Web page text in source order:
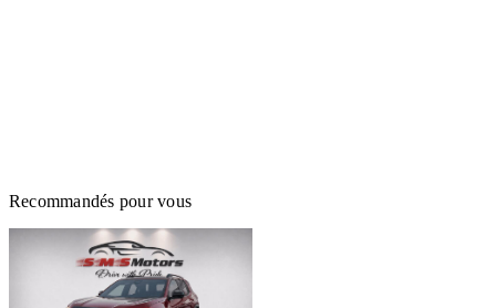
Recommandés pour vous